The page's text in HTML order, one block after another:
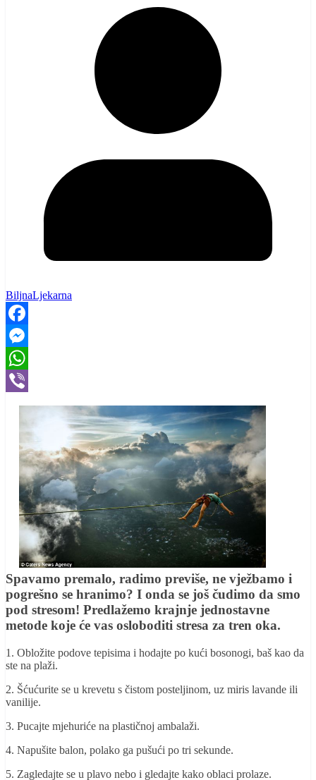
BiljnaLjekarna
Facebook
Messenger
WhatsApp
Viber
Spavamo premalo, radimo previše, ne vježbamo i
pogrešno se hranimo? I onda se još čudimo da smo
pod stresom! Predlažemo krajnje jednostavne
metode koje će vas osloboditi stresa za tren oka.
1. Obložite podove tepisima i hodajte po kući bosonogi, baš kao da
ste na plaži.
2. Šćućurite se u krevetu s čistom posteljinom, uz miris lavande ili
vanilije.
3. Pucajte mjehuriće na plastičnoj ambalaži.
4. Napušite balon, polako ga pušući po tri sekunde.
5. Zagledajte se u plavo nebo i gledajte kako oblaci prolaze.